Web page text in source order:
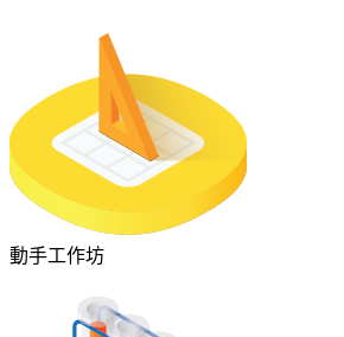
動手工作坊